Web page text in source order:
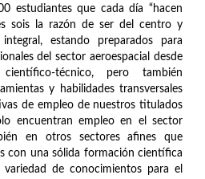
estudiantes que cada día “hacen
sois la razón de ser del centro y
estando preparados para
del sector aeroespacial desde
técnico, pero también
y habilidades transversales
de empleo de nuestros titulados
encuentran empleo en el sector
en otros sectores afines que
con una sólida formación científica
de conocimientos para el